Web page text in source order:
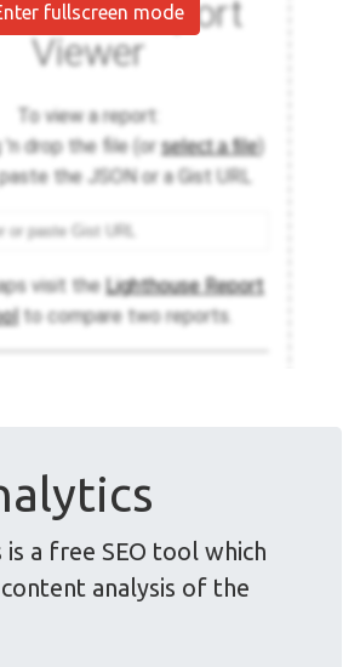
fullscreen mode
is a free SEO tool which
analysis of the